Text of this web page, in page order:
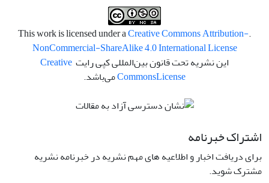
.This work is licensed under a
Creative Commons Attribution-
NonCommercial-ShareAlike 4.0 International License
این نشریه تحت قانون بین‌المللی کپی رایت Creative
CommonsLicense می‌باشد.
اشتراک خبرنامه
برای دریافت اخبار و اطلاعیه های مهم نشریه در خبرنامه نشریه
مشترک شوید.